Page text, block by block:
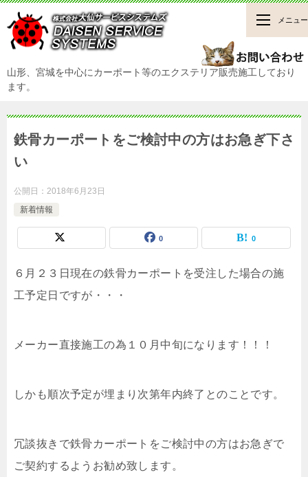
山形、宮城を中心にカーポート等のエクステリア販売施工しており
ます。
メニュー
鉄骨カーポートをご検討中の方はお急ぎ下さ
い
公開日： 2018年6月23日
新着情報
0 0
６月２３日現在の鉄骨カーポートを受注した場合の施
工予定日ですが・・・
メーカー直接施工の為１０月中旬になります！！！
しかも順次予定が埋まり次第年内終了とのことです。
冗談抜きで鉄骨カーポートをご検討中の方はお急ぎで
ご契約するようお勧め致します。